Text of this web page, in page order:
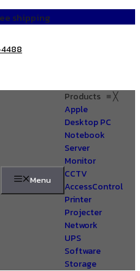
Menu
Products ≡╳
Apple
Desktop PC
Notebook
Server
Monitor
CCTV
AccessControl
Printer
Projecter
Network
UPS
Software
Storage